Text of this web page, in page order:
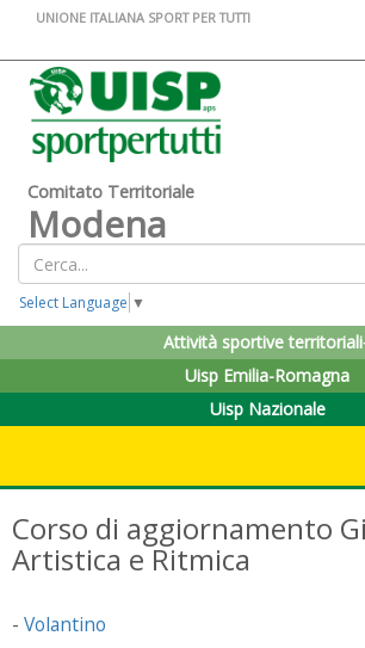
UNIONE ITALIANA SPORT PER TUTTI
Comitato Territoriale
Modena
Select Language ▼
Attività sportive territoriali
Uisp Emilia-Romagna
Uisp Nazionale
Corso di aggiornamento
Artistica e Ritmica
- Volantino